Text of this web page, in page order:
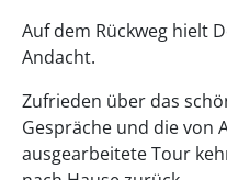
Auf dem Rückweg hielt
Andacht.
Zufrieden über das
Gespräche und die von
ausgearbeitete Tour